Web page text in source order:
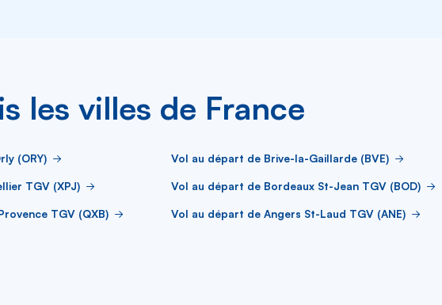
les villes de France
(ORY) Vol au départ de Brive-la-Gaillarde (BVE)
TGV (XPJ) Vol au départ de Bordeaux St-Jean TGV (BOD)
TGV (QXB) Vol au départ de Angers St-Laud TGV (ANE)